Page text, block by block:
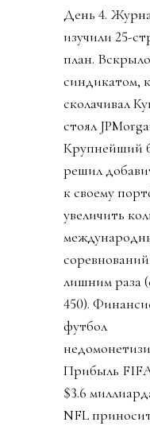
День 4.
изучили 25-
план.
синдикатом,
сколачивал
стоял
Крупнейший
решил
к своему
увеличить
лишним раза
450).
футбол
Прибыль
$3.6
NFL